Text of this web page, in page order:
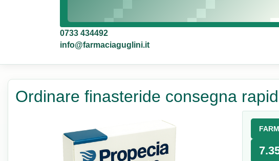
0733 434492
info@farmaciaguglini.it
Ordinare finasteride consegna